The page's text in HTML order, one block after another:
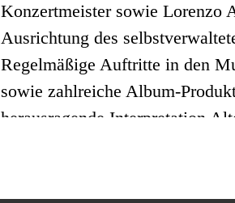
Konzertmeister sowie Lorenzo
Ausrichtung des
Regelmäßige Auftritte in den
sowie zahlreiche Album-
herausragende Interpretation
das Orchester als EU-